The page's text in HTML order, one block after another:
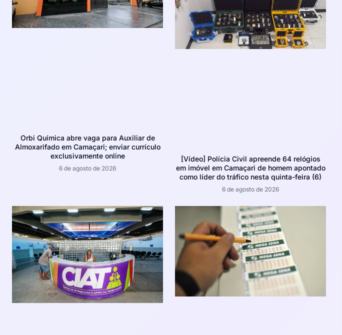
Orbi Química abre vaga para Auxiliar de
Almoxarifado em Camaçari; enviar currículo
exclusivamente online
6 de agosto de 2026
[Vídeo] Polícia Civil apreende 64 relógios
em imóvel em Camaçari de homem apontado
como líder do tráfico nesta quinta-feira (6)
6 de agosto de 2026